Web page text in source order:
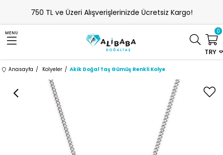
750 TL ve Üzeri Alışverişlerinizde Ücretsiz Kargo!
MENU
TRY
0
Anasayfa Kolyeler Akik Doğal Taş Gümüş Renkli Kolye